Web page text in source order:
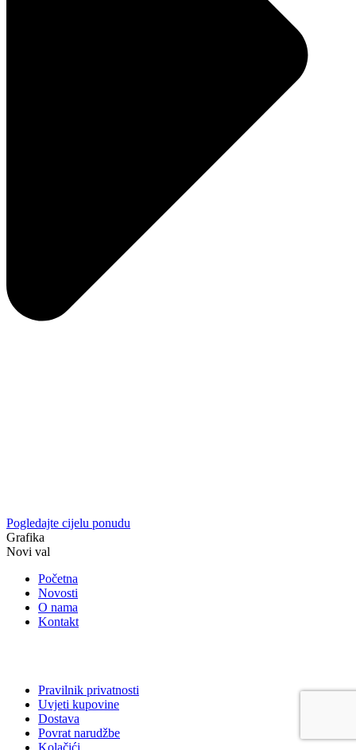
Pogledajte cijelu ponudu
Grafika
Novi val
Početna
Novosti
O nama
Kontakt
Pravilnik privatnosti
Uvjeti kupovine
Dostava
Povrat narudžbe
Kolačići